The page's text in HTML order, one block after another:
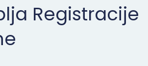
Registracije